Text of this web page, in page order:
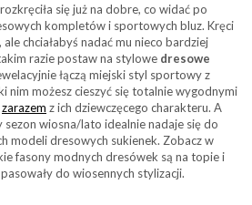
się już na dobre, co widać po
kompletów i sportowych bluz. Kręci
chciałabyś nadać mu nieco bardziej
razie postaw na stylowe dresowe
łączą miejski styl sportowy z
nim możesz cieszyć się totalnie wygodnymi
zarazem z ich dziewczęcego charakteru. A
sezon wiosna/lato idealnie nadaje się do
modeli dresowych sukienek. Zobacz w
fasony modnych dresówek są na topie i
do wiosennych stylizacji.